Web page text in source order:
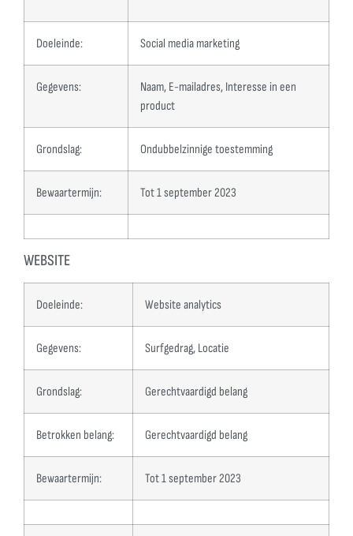
Doeleinde: Social media marketing
Gegevens:
Naam, E-mailadres, Interesse in een
product
Grondslag: Ondubbelzinnige toestemming
Bewaartermijn: Tot 1 september 2023
WEBSITE
Doeleinde: Website analytics
Gegevens: Surfgedrag, Locatie
Grondslag: Gerechtvaardigd belang
Betrokken belang: Gerechtvaardigd belang
Bewaartermijn: Tot 1 september 2023